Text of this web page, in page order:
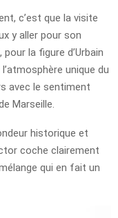
c’est que la visite
y aller pour son
la figure d’Urbain
unique du
avec le sentiment
Marseille.
historique et
coche clairement
qui en fait un